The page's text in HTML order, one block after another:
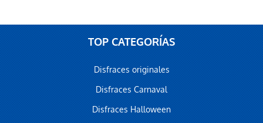
TOP CATEGORÍAS
Disfraces originales
Disfraces Carnaval
Disfraces Halloween